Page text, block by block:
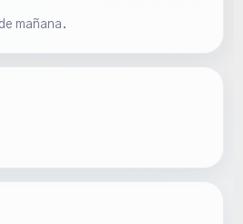
mañana.